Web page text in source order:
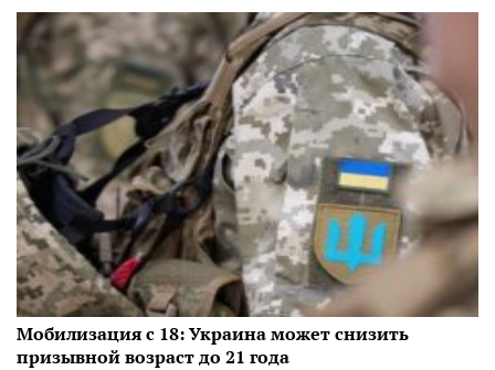
Мобилизация с 18: Украина может снизить
призывной возраст до 21 года